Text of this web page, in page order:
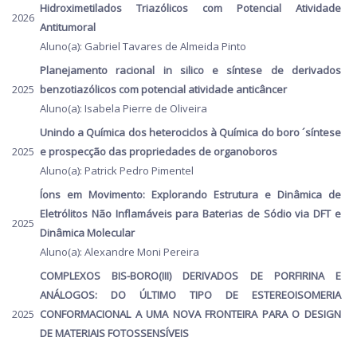
2026
Hidroximetilados Triazólicos com Potencial Atividade
Antitumoral
Aluno(a): Gabriel Tavares de Almeida Pinto
2025
Planejamento racional in silico e síntese de derivados
benzotiazólicos com potencial atividade anticâncer
Aluno(a): Isabela Pierre de Oliveira
2025
Unindo a Química dos heterociclos à Química do boro ´síntese
e prospecção das propriedades de organoboros
Aluno(a): Patrick Pedro Pimentel
2025
Íons em Movimento: Explorando Estrutura e Dinâmica de
Eletrólitos Não Inflamáveis para Baterias de Sódio via DFT e
Dinâmica Molecular
Aluno(a): Alexandre Moni Pereira
2025
COMPLEXOS BIS-BORO(III) DERIVADOS DE PORFIRINA E
ANÁLOGOS: DO ÚLTIMO TIPO DE ESTEREOISOMERIA
CONFORMACIONAL A UMA NOVA FRONTEIRA PARA O DESIGN
DE MATERIAIS FOTOSSENSÍVEIS